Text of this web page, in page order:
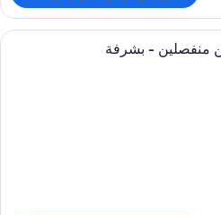
منفصلين - بشرفة